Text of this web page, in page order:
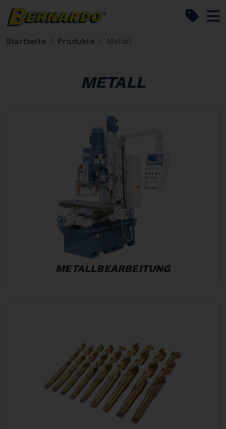
Startseite Produkte Metall
METALL
METALLBEARBEITUNG